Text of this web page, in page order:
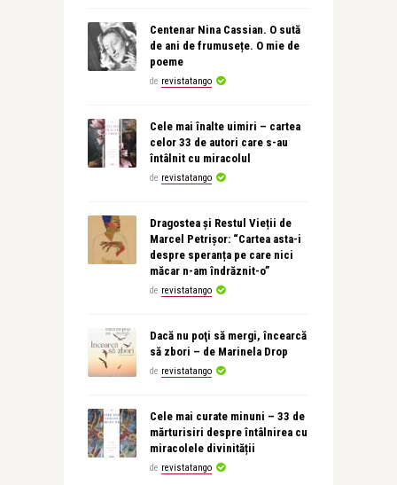
Centenar Nina Cassian. O sută
de ani de frumusețe. O mie de
poeme
de revistatango
Cele mai înalte uimiri – cartea
celor 33 de autori care s-au
întâlnit cu miracolul
de revistatango
Dragostea și Restul Vieții de
Marcel Petrișor: “Cartea asta-i
despre speranța pe care nici
măcar n-am îndrăznit-o”
de revistatango
Dacă nu poţi să mergi, încearcă
să zbori – de Marinela Drop
de revistatango
Cele mai curate minuni – 33 de
mărturisiri despre întâlnirea cu
miracolele divinității
de revistatango